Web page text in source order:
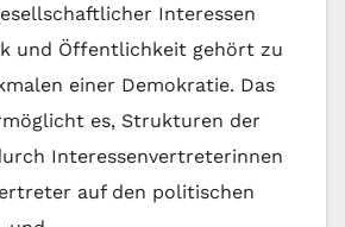
Interessen
und Öffentlichkeit gehört zu
einer Demokratie. Das
es, Strukturen der
Interessenvertreterinnen
auf den politischen